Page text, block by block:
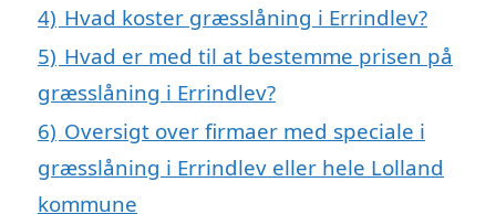
4) Hvad koster græsslåning i Errindlev?
5) Hvad er med til at bestemme prisen på
græsslåning i Errindlev?
6) Oversigt over firmaer med speciale i
græsslåning i Errindlev eller hele Lolland
kommune